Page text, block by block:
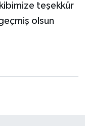
teşekkür
olsun